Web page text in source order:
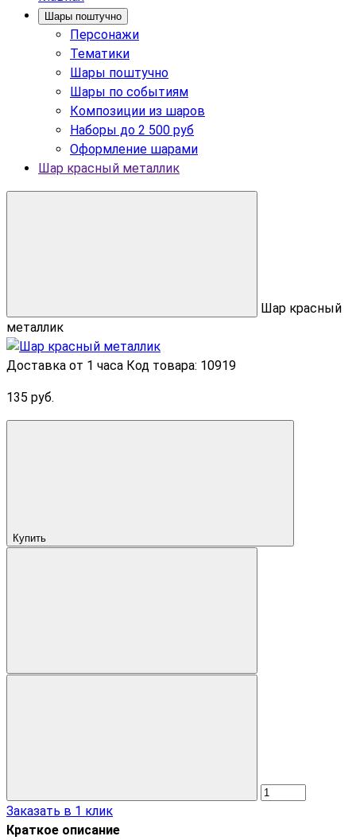
Шары поштучно
Персонажи
Тематики
Шары поштучно
Шары по событиям
Композиции из шаров
Наборы до 2 500 руб
Оформление шарами
Шар красный металлик
Шар красный
металлик
Доставка от 1 часа Код товара: 10919
135 руб.
Купить
Заказать в 1 клик
Краткое описание